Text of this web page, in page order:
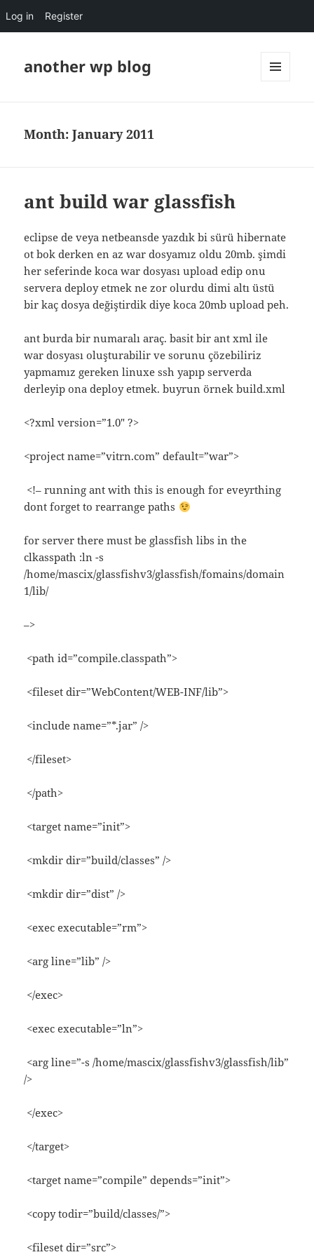
Log in Register
another wp blog
Month:January 2011
ant build war glassfish
eclipse de veya netbeansde yazdık bi sürü hibernate
ot bok derken en az war dosyamız oldu 20mb. şimdi
her seferinde koca war dosyası upload edip onu
servera deploy etmek ne zor olurdu dimi altı üstü
bir kaç dosya değiştirdik diye koca 20mb upload peh.
ant burda bir numaralı araç. basit bir ant xml ile
war dosyası oluşturabilir ve sorunu çözebiliriz
yapmamız gereken linuxe ssh yapıp serverda
derleyip ona deploy etmek. buyrun örnek build.xml
<?xml version=”1.0″ ?>
<project name=”vitrn.com” default=”war”>
<!– running ant with this is enough for eveyrthing
dont forget to rearrange paths
for server there must be glassfish libs in the
clkasspath :ln -s
/home/mascix/glassfishv3/glassfish/fomains/domain
1/lib/
–>
<path id=”compile.classpath”>
<fileset dir=”WebContent/WEB-INF/lib”>
<include name=”*.jar” />
</fileset>
</path>
<target name=”init”>
<mkdir dir=”build/classes” />
<mkdir dir=”dist” />
<exec executable=”rm”>
<arg line=”lib” />
</exec>
<exec executable=”ln”>
<arg line=”-s /home/mascix/glassfishv3/glassfish/lib”
/>
</exec>
</target>
<target name=”compile” depends=”init”>
<copy todir=”build/classes/”>
<fileset dir=”src”>